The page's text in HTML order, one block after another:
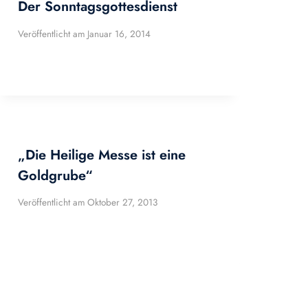
Der Sonntagsgottesdienst
Veröffentlicht am Januar 16, 2014
„Die Heilige Messe ist eine
Goldgrube“
Veröffentlicht am Oktober 27, 2013